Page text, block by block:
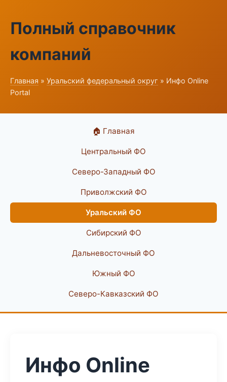
Полный справочник
компаний
Главная » Уральский федеральный округ » Инфо Online
Portal
🏠 Главная
Центральный ФО
Северо-Западный ФО
Приволжский ФО
Уральский ФО
Сибирский ФО
Дальневосточный ФО
Южный ФО
Северо-Кавказский ФО
Инфо Online